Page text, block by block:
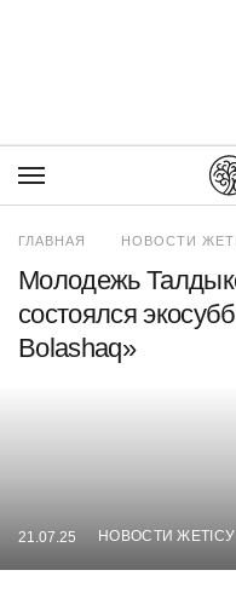
ГЛАВНАЯ НОВОСТИ
Молодежь
состоялся
Bolashaq»
21.07.25 НОВОСТИ ЖЕТІСУ